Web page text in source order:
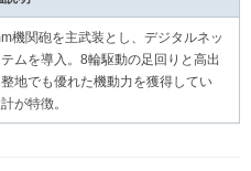
機関砲を主武装とし、デジタルネッ
ムを導入。8輪駆動の足回りと高出
地でも優れた機動力を獲得してい
が特徴。